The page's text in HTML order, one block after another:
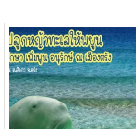
ทะเล
(เกาะ
มัน
ใน)